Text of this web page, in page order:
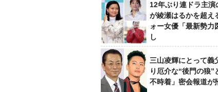
12年ぶり連ドラ主演
が綾瀬はるかを超
ォー女優「最新勢力
し
三山凌輝にとって義
り厄介な“後門の狼
不時着」密会報道が